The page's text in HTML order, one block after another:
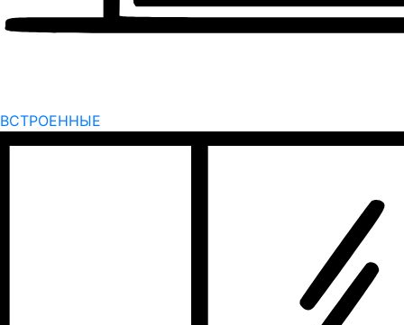
ВСТРОЕННЫЕ